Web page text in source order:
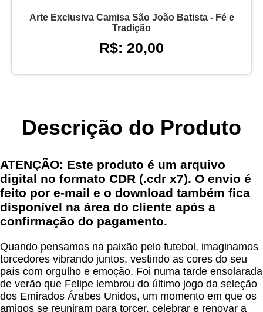
Arte Exclusiva Camisa São João Batista - Fé e
Tradição
R$: 20,00
Descrição do Produto
ATENÇÃO: Este produto é um arquivo
digital no formato CDR (.cdr x7). O envio é
feito por e-mail e o download também fica
disponível na área do cliente após a
confirmação do pagamento.
Quando pensamos na paixão pelo futebol, imaginamos
torcedores vibrando juntos, vestindo as cores do seu
país com orgulho e emoção. Foi numa tarde ensolarada
de verão que Felipe lembrou do último jogo da seleção
dos Emirados Árabes Unidos, um momento em que os
amigos se reuniram para torcer, celebrar e renovar a